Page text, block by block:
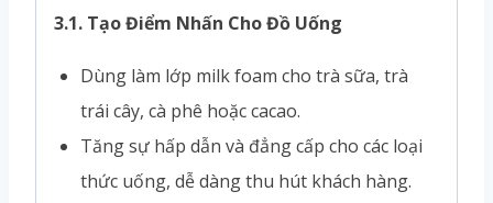
3.1. Tạo Điểm Nhấn Cho Đồ Uống
Dùng làm lớp milk foam cho trà sữa, trà
trái cây, cà phê hoặc cacao.
Tăng sự hấp dẫn và đẳng cấp cho các loại
thức uống, dễ dàng thu hút khách hàng.